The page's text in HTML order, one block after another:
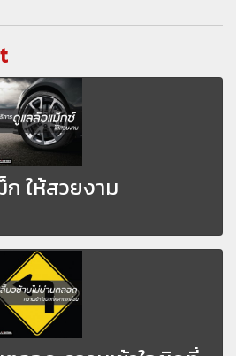
ให้สวยงาม